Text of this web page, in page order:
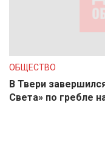
ОБЩЕСТВО
В Твери
Света» по гребле